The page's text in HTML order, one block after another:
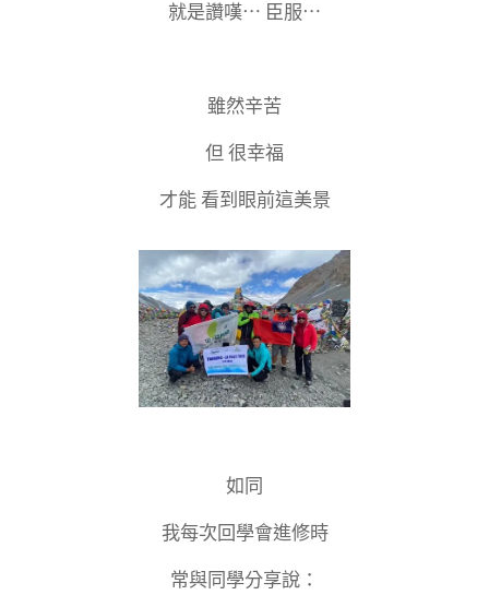
就是讚嘆⋯ 臣服⋯
雖然辛苦
但 很幸福
才能 看到眼前這美景
如同
我每次回學會進修時
常與同學分享說：